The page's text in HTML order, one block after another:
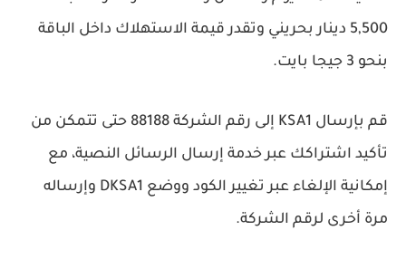
5,500 دينار بحريني وتقدر قيمة الاستهلاك داخل الباقة
بنحو 3 جيجا بايت.
قم بإرسال KSA1 إلى رقم الشركة 88188 حتى تتمكن من
تأكيد اشتراكك عبر خدمة إرسال الرسائل النصية، مع
إمكانية الإلغاء عبر تغيير الكود ووضع DKSA1 وإرساله
مرة أخرى لرقم الشركة.